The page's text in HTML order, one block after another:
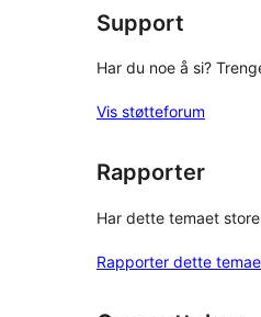
Support
Har du noe å si?
Vis støtteforum
Rapporter
Har dette temaet
Rapporter dette